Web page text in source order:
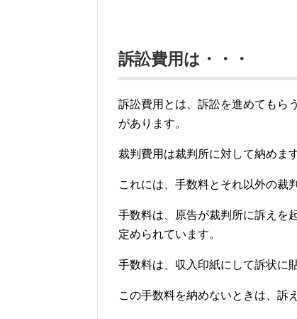
訴訟費用は・・・
訴訟費用とは、訴訟を進めてもら
があります。
裁判費用は裁判所に対して納めます
これには、手数料とそれ以外の裁
手数料は、原告が裁判所に訴えを
定められています。
手数料は、収入印紙にして訴状に
この手数料を納めないときは、訴